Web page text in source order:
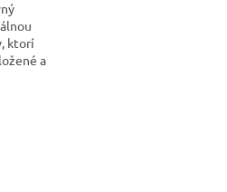
ktorí
a